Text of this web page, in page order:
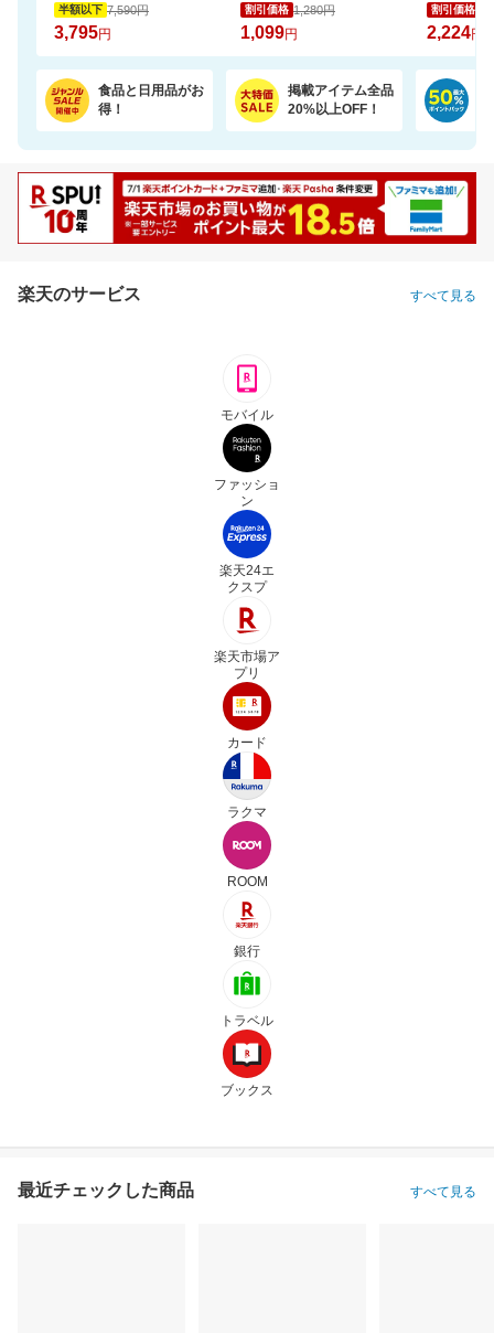
半額以下 7,590円
3,795円
割引価格 1,280円
1,099円
割引価格
2,224円
食品と日用品がお
得！
掲載アイテム全品
20%以上OFF！
楽天のサービス すべて見る
モバイル
ファッショ
ン
楽天24エ
クスプ
楽天市場ア
プリ
カード
ラクマ
ROOM
銀行
トラベル
ブックス
最近チェックした商品 すべて見る